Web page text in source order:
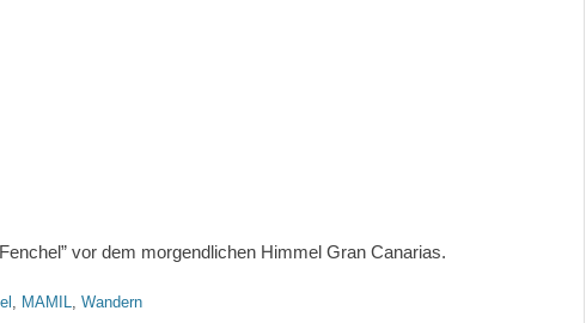
vor dem morgendlichen Himmel Gran Canarias.
, MAMIL, Wandern